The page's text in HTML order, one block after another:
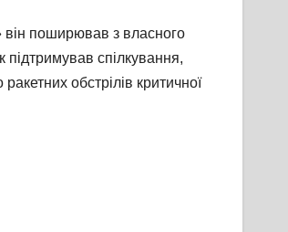
поширював з власного
підтримував спілкування,
обстрілів критичної